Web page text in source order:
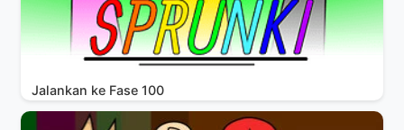
Jalankan ke Fase 100